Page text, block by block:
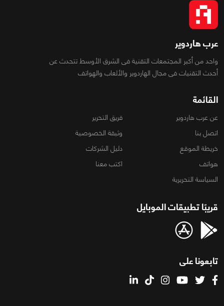
عرب هاردوير
واحد من أكبر المجتمعات التقنية فى الشرق الأوسط تتحدث عن
أحدث التقنيات فى مجال الهاردوير والألعاب والهواتف
القائمة
عن عرب هاردوير
فريق التحرير
اتصل بنا
وثيقة الخصوصية
خريطة الموقع
دليل الشركات
هواتف
اكتب معنا
السياسة التحريرية
قريبًا تطبيقات الموبايل
تابعونا على